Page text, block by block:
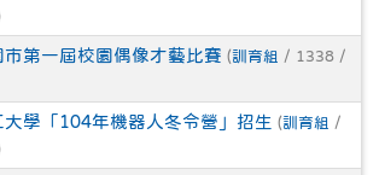
市第一屆校園偶像才藝比賽 (訓育組 / 1338 /
大學「104年機器人冬令營」招生 (訓育組 /